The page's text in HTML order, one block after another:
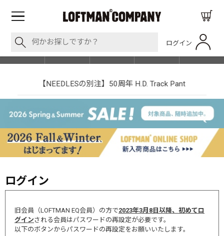
ログイン
SHOP LIST
【NEEDLESの別注】50周年 H.D. Track Pant
ログイン
旧会員（LOFTMAN EQ会員）の方で2023年3月8日以降、初めてロ
グインされる会員はパスワードの再設定が必要です。
以下のボタンからパスワードの再設定をお願いいたします。